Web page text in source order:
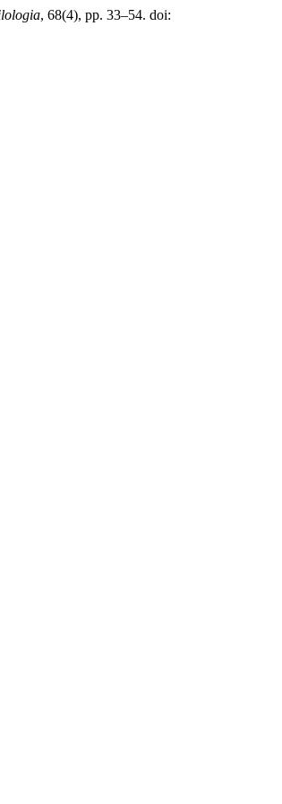
, 68(4), pp. 33–54. doi: